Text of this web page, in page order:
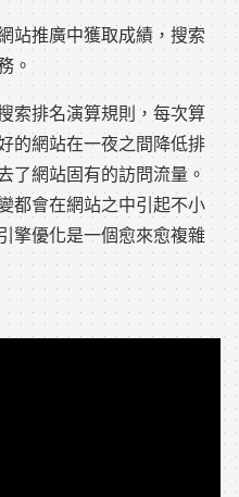
站推廣中獲取成績，搜索
。
索排名演算規則，每次算
的網站在一夜之間降低排
了網站固有的訪問流量。
都會在網站之中引起不小
擎優化是一個愈來愈複雜